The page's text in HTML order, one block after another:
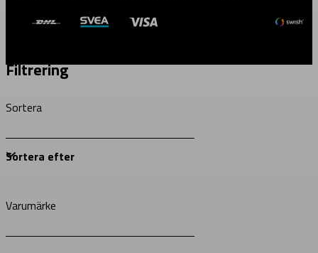
Filtrering
Sortera
Varumärke